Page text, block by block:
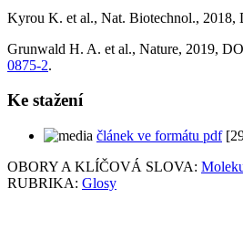
Kyrou K. et al., Nat. Biotechnol., 2018,
Grunwald H. A. et al., Nature, 2019,
0875-2.
Ke stažení
článek ve formátu pdf
OBORY A KLÍČOVÁ SLOVA:
RUBRIKA: Glosy